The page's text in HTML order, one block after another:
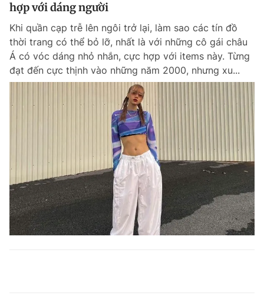
hợp với dáng người
Khi quần cạp trễ lên ngôi trở lại, làm sao các tín đồ
thời trang có thể bỏ lỡ, nhất là với những cô gái châu
Á có vóc dáng nhỏ nhắn, cực hợp với items này. Từng
đạt đến cực thịnh vào những năm 2000, nhưng xu...